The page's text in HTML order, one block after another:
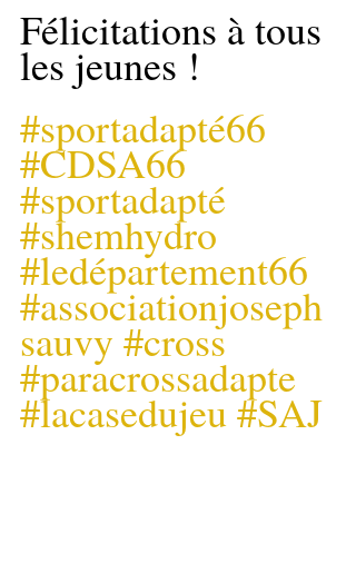
Félicitations à tous
les jeunes !
#sportadapté66
#CDSA66
#sportadapté
#shemhydro
#ledépartement66
#associationjoseph
sauvy #cross
#paracrossadapte
#lacasedujeu#SAJ